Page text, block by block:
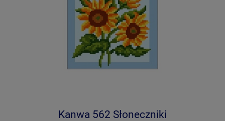
Kanwa 562 Słoneczniki